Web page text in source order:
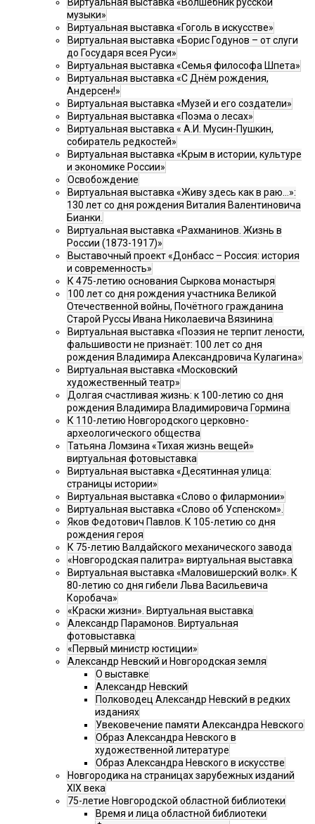
Виртуальная выставка «Волшебник русской
музыки»
Виртуальная выставка «Гоголь в искусстве»
Виртуальная выставка «Борис Годунов – от слуги
до Государя всея Руси»
Виртуальная выставка «Семья философа Шпета»
Виртуальная выставка «С Днём рождения,
Андерсен!»
Виртуальная выставка «Музей и его создатели»
Виртуальная выставка «Поэма о лесах»
Виртуальная выставка « А.И. Мусин-Пушкин,
собиратель редкостей»
Виртуальная выставка «Крым в истории, культуре
и экономике России»
Освобождение
Виртуальная выставка «Живу здесь как в раю…»:
130 лет со дня рождения Виталия Валентиновича
Бианки.
Виртуальная выставка «Рахманинов. Жизнь в
России (1873-1917)»
Выставочный проект «Донбасс – Россия: история
и современность»
К 475-летию основания Сыркова монастыря
100 лет со дня рождения участника Великой
Отечественной войны, Почётного гражданина
Старой Руссы Ивана Николаевича Вязинина
Виртуальная выставка «Поэзия не терпит лености,
фальшивости не признаёт: 100 лет со дня
рождения Владимира Александровича Кулагина»
Виртуальная выставка «Московский
художественный театр»
Долгая счастливая жизнь: к 100-летию со дня
рождения Владимира Владимировича Гормина
К 110-летию Новгородского церковно-
археологического общества
Татьяна Ломзина «Тихая жизнь вещей»
виртуальная фотовыставка
Виртуальная выставка «Десятинная улица:
страницы истории»
Виртуальная выставка «Слово о филармонии»
Виртуальная выставка «Слово об Успенском».
Яков Федотович Павлов. К 105-летию со дня
рождения героя
К 75-летию Валдайского механического завода
«Новгородская палитра» виртуальная выставка
Виртуальная выставка «Маловишерский волк». К
80-летию со дня гибели Льва Васильевича
Коробача»
«Краски жизни». Виртуальная выставка
Александр Парамонов. Виртуальная
фотовыставка
«Первый министр юстиции»
Александр Невский и Новгородская земля
О выставке
Александр Невский
Полководец Александр Невский в редких
изданиях
Увековечение памяти Александра Невского
Образ Александра Невского в
художественной литературе
Образ Александра Невского в искусстве
Новгородика на страницах зарубежных изданий
XIX века
75-летие Новгородской областной библиотеки
Время и лица областной библиотеки